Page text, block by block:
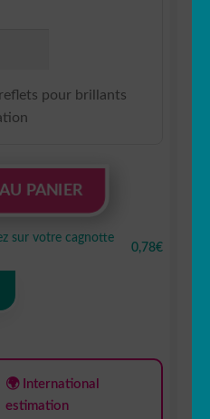
pour brillants
PANIER
sur votre cagnotte
0,78€
🌍 International
estimation